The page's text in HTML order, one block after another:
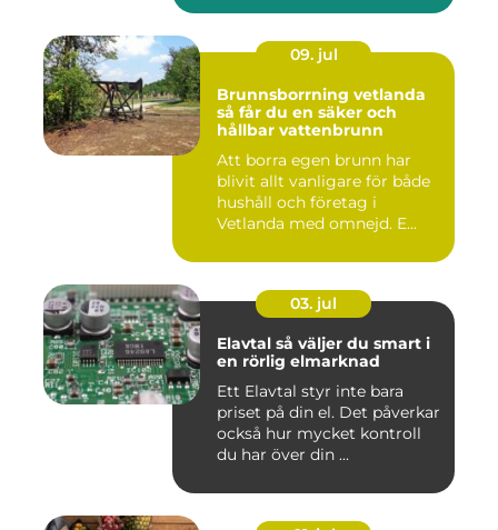
09. jul
Brunnsborrning vetlanda
så får du en säker och
hållbar vattenbrunn
Att borra egen brunn har
blivit allt vanligare för både
hushåll och företag i
Vetlanda med omnejd. E...
03. jul
Elavtal så väljer du smart i
en rörlig elmarknad
Ett Elavtal styr inte bara
priset på din el. Det påverkar
också hur mycket kontroll
du har över din ...